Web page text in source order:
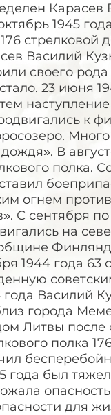
Карасев
1945
стрелковой
Василий
своего рода
23 июня
к
В
полка.
огнем
С сентября
на
1944 года 63
года Василий
города
Литвы после
полка
года был
для